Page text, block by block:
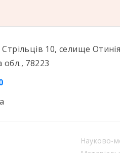
Стрільців 10, селище
обл., 78223
Науково-